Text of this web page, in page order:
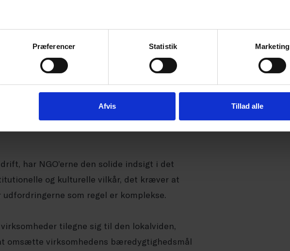
Præferencer Statistik Marketing
Afvis Tillad alle
områder blevet en ressourcekrævende
den bæredygtige omstilling af forretningen.
barriererne i Berørte Samfund
overfor en enorm opgave, men de
har NGO’erne den solide indsigt i det
og kulturelle vilkår, det kræver at
som regel er komplekse.
tilegne sig til den lokalviden,
omsætte virksomhedens bæredygtighedsmål